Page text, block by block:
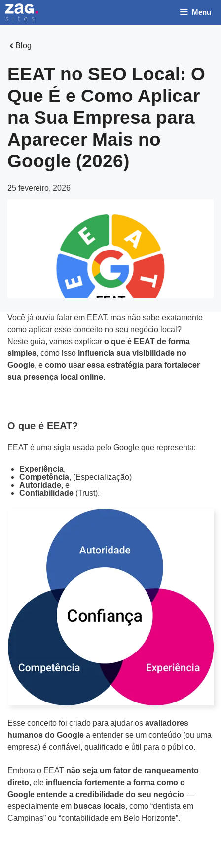
Pular
para
conteúdo
Menu
Blog
EEAT no SEO Local: O
Que É e Como Aplicar
na Sua Empresa para
Aparecer Mais no
Google (2026)
25 fevereiro, 2026
Você já ouviu falar em EEAT, mas não sabe exatamente
como aplicar esse conceito no seu negócio local?
Neste guia, vamos explicar o que é EEAT de forma
simples, como isso influencia sua visibilidade no
Google, e como usar essa estratégia para fortalecer
sua presença local online.
O que é EEAT?
EEAT é uma sigla usada pelo Google que representa:
Experiência,
Competência, (Especialização)
Autoridade, e
Confiabilidade (Trust).
Esse conceito foi criado para ajudar os avaliadores
humanos do Google a entender se um conteúdo (ou uma
empresa) é confiável, qualificado e útil para o público.
Embora o EEAT não seja um fator de ranqueamento
direto, ele influencia fortemente a forma como o
Google entende a credibilidade do seu negócio —
especialmente em buscas locais, como “dentista em
Campinas” ou “contabilidade em Belo Horizonte”.
N
o
m
e
*
E
m
a
i
e
m
p
r
e
s
i
c
o
u
s
e
o
d
Tipo do Projeto
Google ADS
Criação de Loja Virtual
SEO (Ranking no Google)
Marketing Digital
Mídias Sociais
Outros
e
r
j
e
t
o
ENVIAR
WHATSAPP: (62) 99168 - 8014